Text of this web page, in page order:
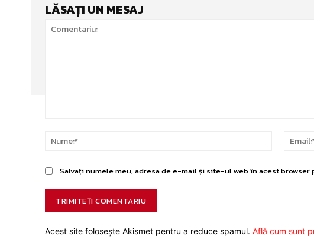
LĂSAȚI UN MESAJ
Nume:*
Salvați numele meu, adresa de e-mail și site-ul web în acest
Acest site folosește Akismet pentru a reduce spamul. Află cum sunt